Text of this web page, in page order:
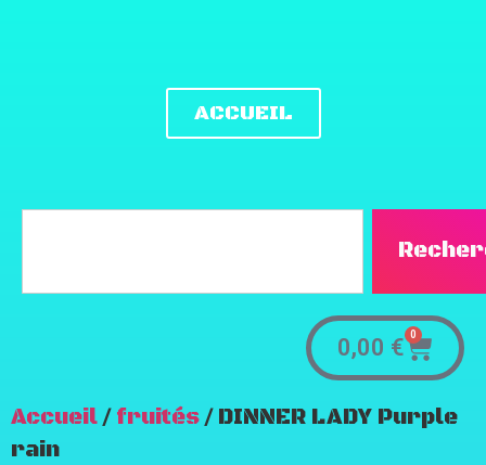
ACCUEIL
0,00 € 0
Accueil/ fruités/ DINNER LADY Purple
rain